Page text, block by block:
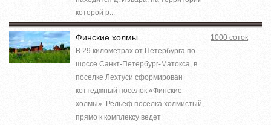
которой р...
Финские холмы
В 29 километрах от Петербурга по
шоссе Санкт-Петербург-Матокса, в
поселке Лехтуси сформирован
коттеджный поселок «Финские
холмы». Рельеф поселка холмистый,
прямо к комплексу ведет
1000 соток